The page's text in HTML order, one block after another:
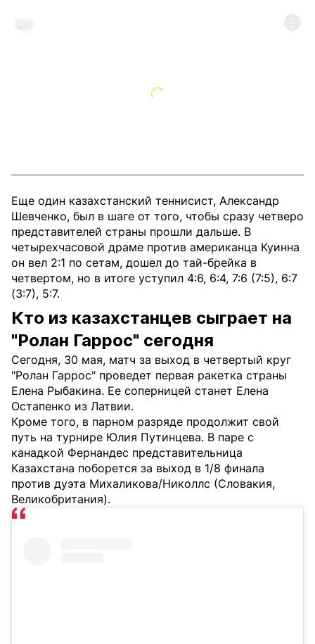
Еще один казахстанский теннисист, Александр
Шевченко, был в шаге от того, чтобы сразу четверо
представителей страны прошли дальше. В
четырехчасовой драме против американца Куинна
он вел 2:1 по сетам, дошел до тай-брейка в
четвертом, но в итоге уступил 4:6, 6:4, 7:6 (7:5), 6:7
(3:7), 5:7.
Кто из казахстанцев сыграет на
"Ролан Гаррос" сегодня
Сегодня, 30 мая, матч за выход в четвертый круг
"Ролан Гаррос" проведет первая ракетка страны
Елена Рыбакина. Ее соперницей станет Елена
Остапенко из Латвии.
Кроме того, в парном разряде продолжит свой
путь на турнире Юлия Путинцева. В паре с
канадкой Фернандес представительница
Казахстана поборется за выход в 1/8 финала
против дуэта Михаликова/Николлс (Словакия,
Великобритания).